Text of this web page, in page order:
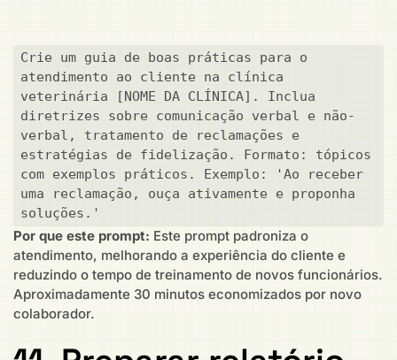
Crie um guia de boas práticas para o
atendimento ao cliente na clínica
veterinária [NOME DA CLÍNICA]. Inclua
diretrizes sobre comunicação verbal e não-
verbal, tratamento de reclamações e
estratégias de fidelização. Formato: tópicos
com exemplos práticos. Exemplo: 'Ao receber
uma reclamação, ouça ativamente e proponha
soluções.'
Por que este prompt: Este prompt padroniza o
atendimento, melhorando a experiência do cliente e
reduzindo o tempo de treinamento de novos funcionários.
Aproximadamente 30 minutos economizados por novo
colaborador.